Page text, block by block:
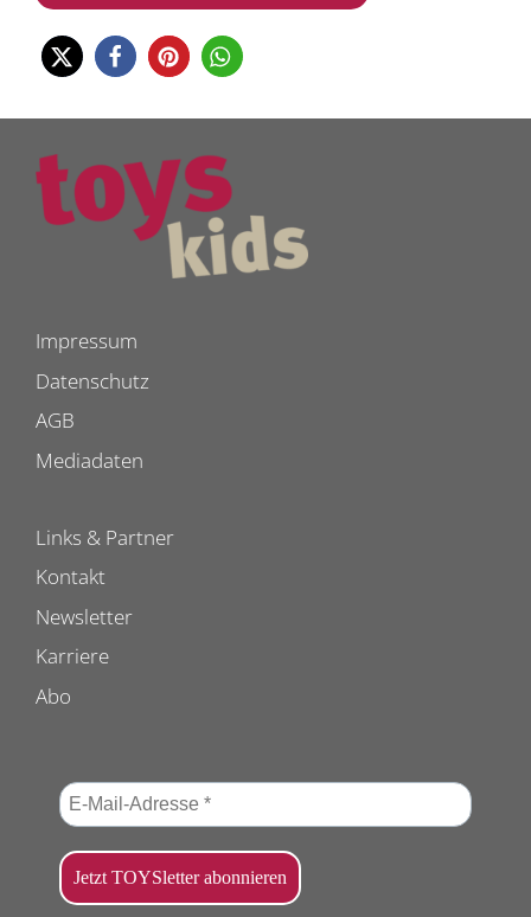
Impressum
Datenschutz
AGB
Mediadaten
Links & Partner
Kontakt
Newsletter
Karriere
Abo